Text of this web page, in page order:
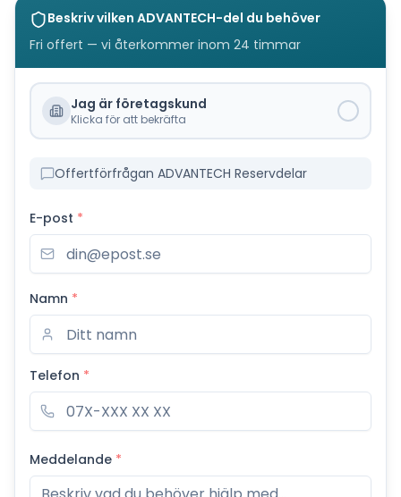
Beskriv vilken ADVANTECH-del du behöver
Fri offert — vi återkommer inom 24 timmar
Jag är företagskund
Klicka för att bekräfta
Offertförfrågan ADVANTECH Reservdelar
E-post *
Namn *
Telefon *
Meddelande *